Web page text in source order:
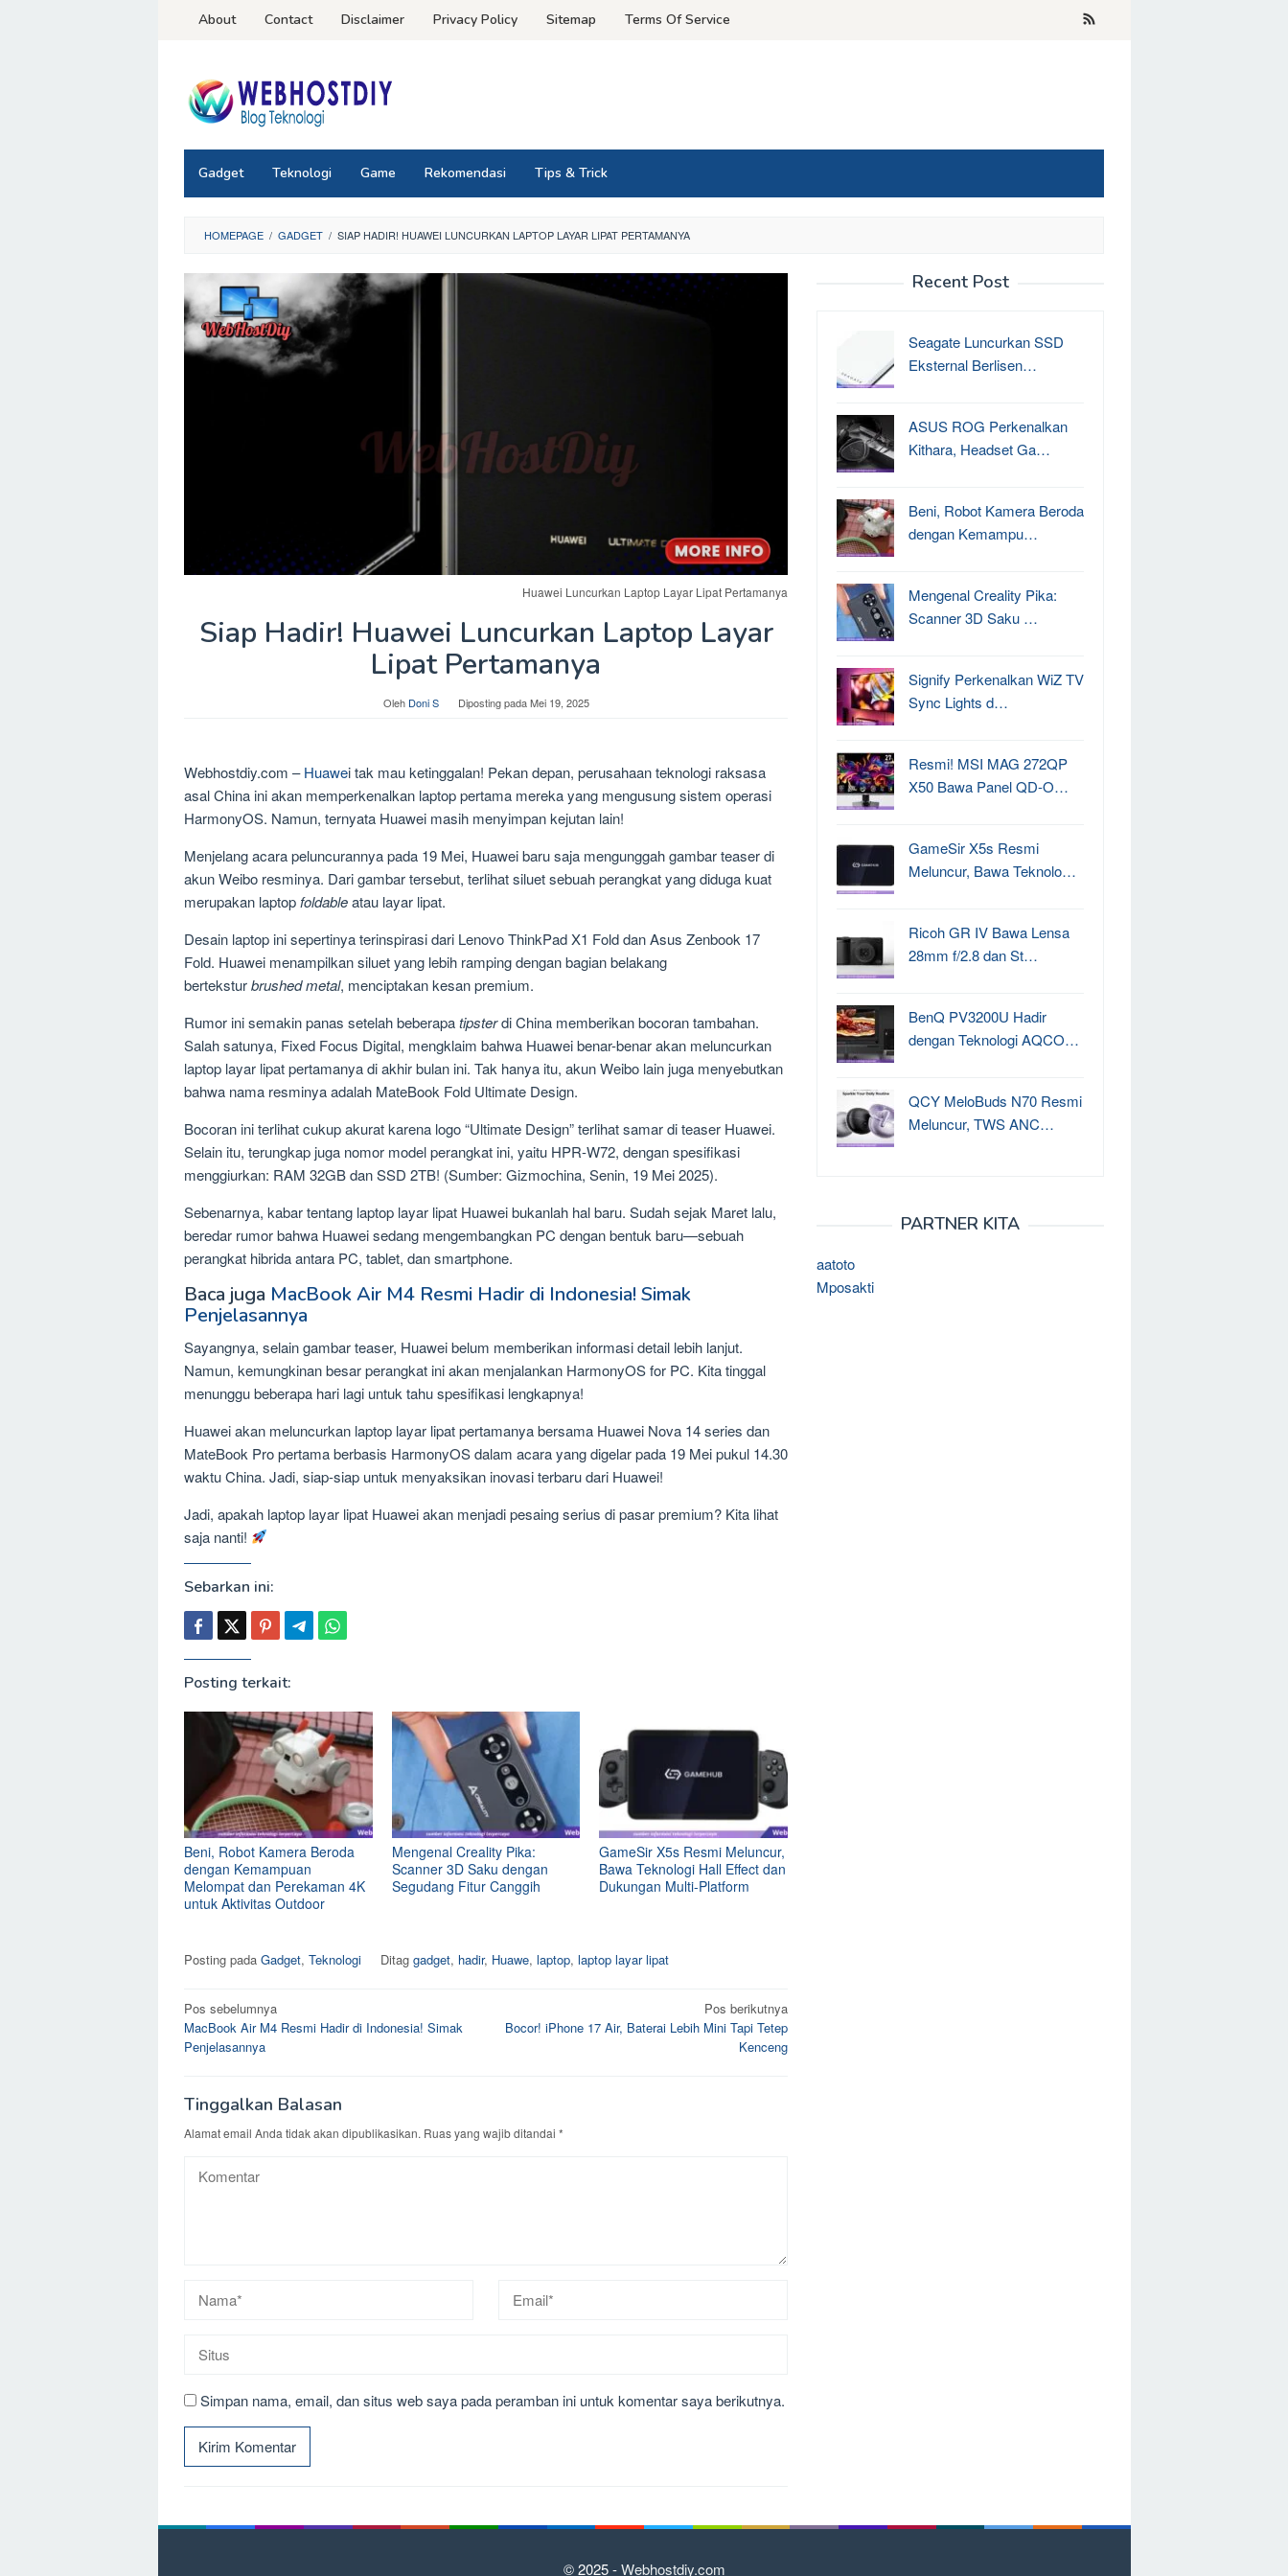
About Contact Disclaimer Privacy Policy Sitemap Terms Of Service
Gadget Teknologi Game Rekomendasi Tips & Trick
HOMEPAGE / GADGET / SIAP HADIR! HUAWEI LUNCURKAN LAPTOP LAYAR LIPAT PERTAMANYA
Huawei Luncurkan Laptop Layar Lipat Pertamanya
Siap Hadir! Huawei Luncurkan Laptop Layar
Lipat Pertamanya
Oleh Doni S Diposting padaMei 19, 2025
Webhostdiy.com –Huawei tak mau ketinggalan! Pekan depan, perusahaan teknologi raksasa
asal China ini akan memperkenalkan laptop pertama mereka yang mengusung sistem operasi
HarmonyOS. Namun, ternyata Huawei masih menyimpan kejutan lain!
Menjelang acara peluncurannya pada 19 Mei, Huawei baru saja mengunggah gambar teaser di
akun Weibo resminya. Dari gambar tersebut, terlihat siluet sebuah perangkat yang diduga kuat
merupakan laptopfoldableatau layar lipat.
Desain laptop ini sepertinya terinspirasi dari Lenovo ThinkPad X1 Fold dan Asus Zenbook 17
Fold. Huawei menampilkan siluet yang lebih ramping dengan bagian belakang
berteksturbrushed metal, menciptakan kesan premium.
Rumor ini semakin panas setelah beberapatipsterdi China memberikan bocoran tambahan.
Salah satunya, Fixed Focus Digital, mengklaim bahwa Huawei benar-benar akan meluncurkan
laptop layar lipat pertamanya di akhir bulan ini. Tak hanya itu, akun Weibo lain juga menyebutkan
bahwa nama resminya adalah MateBook Fold Ultimate Design.
Bocoran ini terlihat cukup akurat karena logo “Ultimate Design” terlihat samar di teaser Huawei.
Selain itu, terungkap juga nomor model perangkat ini, yaitu HPR-W72, dengan spesifikasi
menggiurkan: RAM 32GB dan SSD 2TB! (Sumber: Gizmochina, Senin, 19 Mei 2025).
Sebenarnya, kabar tentang laptop layar lipat Huawei bukanlah hal baru. Sudah sejak Maret lalu,
beredar rumor bahwa Huawei sedang mengembangkan PC dengan bentuk baru—sebuah
perangkat hibrida antara PC, tablet, dan smartphone.
Baca juga MacBook Air M4 Resmi Hadir di Indonesia! Simak
Penjelasannya
Sayangnya, selain gambar teaser, Huawei belum memberikan informasi detail lebih lanjut.
Namun, kemungkinan besar perangkat ini akan menjalankan HarmonyOS for PC. Kita tinggal
menunggu beberapa hari lagi untuk tahu spesifikasi lengkapnya!
Huawei akan meluncurkan laptop layar lipat pertamanya bersama Huawei Nova 14 series dan
MateBook Pro pertama berbasis HarmonyOS dalam acara yang digelar pada 19 Mei pukul 14.30
waktu China. Jadi, siap-siap untuk menyaksikan inovasi terbaru dari Huawei!
Jadi, apakah laptop layar lipat Huawei akan menjadi pesaing serius di pasar premium? Kita lihat
saja nanti!
Sebarkan ini:
Posting terkait:
Beni, Robot Kamera Beroda
dengan Kemampuan
Melompat dan Perekaman 4K
untuk Aktivitas Outdoor
Mengenal Creality Pika:
Scanner 3D Saku dengan
Segudang Fitur Canggih
GameSir X5s Resmi Meluncur,
Bawa Teknologi Hall Effect dan
Dukungan Multi-Platform
Posting pada Gadget, Teknologi Ditag gadget, hadir, Huawe, laptop, laptop layar lipat
Navigasi
pos
Pos sebelumnya
MacBook Air M4 Resmi Hadir di Indonesia! Simak
Penjelasannya
Pos berikutnya
Bocor! iPhone 17 Air, Baterai Lebih Mini Tapi Tetep
Kenceng
Tinggalkan Balasan
Alamat email Anda tidak akan dipublikasikan. Ruas yang wajib ditandai *
Simpan nama, email, dan situs web saya pada peramban ini untuk komentar saya berikutnya.
Recent Post
Seagate Luncurkan SSD
Eksternal Berlisen…
ASUS ROG Perkenalkan
Kithara, Headset Ga…
Beni, Robot Kamera Beroda
dengan Kemampu…
Mengenal Creality Pika:
Scanner 3D Saku …
Signify Perkenalkan WiZ TV
Sync Lights d…
Resmi! MSI MAG 272QP
X50 Bawa Panel QD-O…
GameSir X5s Resmi
Meluncur, Bawa Teknolo…
Ricoh GR IV Bawa Lensa
28mm f/2.8 dan St…
BenQ PV3200U Hadir
dengan Teknologi AQCO…
QCY MeloBuds N70 Resmi
Meluncur, TWS ANC…
PARTNER KITA
aatoto
Mposakti
© 2025 -Webhostdiy.com